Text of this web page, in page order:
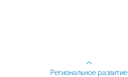
Региональное развитие